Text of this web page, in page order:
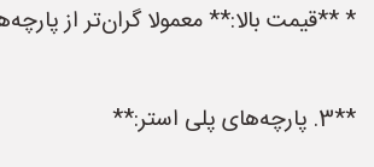
* **قیمت بالا:** معمولا گران‌تر از
**3. پارچه‌های پلی استر:**